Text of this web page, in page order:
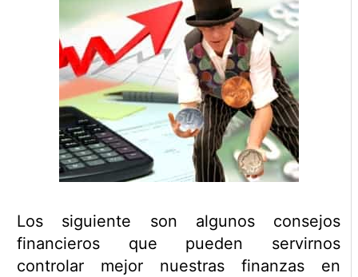
Los siguiente son algunos consejos
financieros que pueden servirnos
controlar mejor nuestras finanzas en